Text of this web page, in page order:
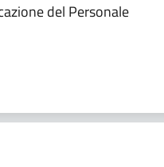
del Personale